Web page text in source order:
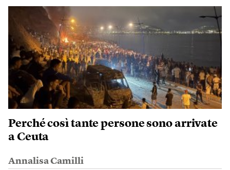
Perché così tante persone sono arrivate
a Ceuta
Annalisa Camilli